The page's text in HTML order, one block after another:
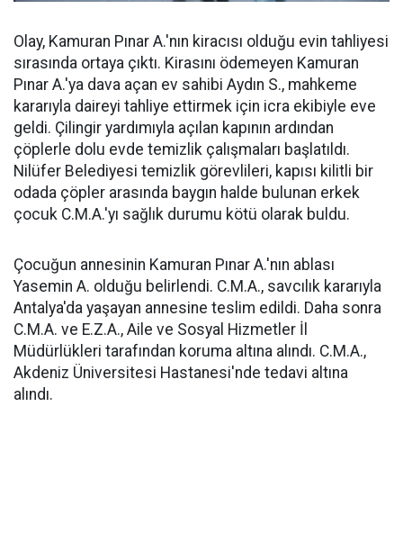
Olay, Kamuran Pınar A.'nın kiracısı olduğu evin tahliyesi
sırasında ortaya çıktı. Kirasını ödemeyen Kamuran
Pınar A.'ya dava açan ev sahibi Aydın S., mahkeme
kararıyla daireyi tahliye ettirmek için icra ekibiyle eve
geldi. Çilingir yardımıyla açılan kapının ardından
çöplerle dolu evde temizlik çalışmaları başlatıldı.
Nilüfer Belediyesi temizlik görevlileri, kapısı kilitli bir
odada çöpler arasında baygın halde bulunan erkek
çocuk C.M.A.'yı sağlık durumu kötü olarak buldu.
Çocuğun annesinin Kamuran Pınar A.'nın ablası
Yasemin A. olduğu belirlendi. C.M.A., savcılık kararıyla
Antalya'da yaşayan annesine teslim edildi. Daha sonra
C.M.A. ve E.Z.A., Aile ve Sosyal Hizmetler İl
Müdürlükleri tarafından koruma altına alındı. C.M.A.,
Akdeniz Üniversitesi Hastanesi'nde tedavi altına
alındı.